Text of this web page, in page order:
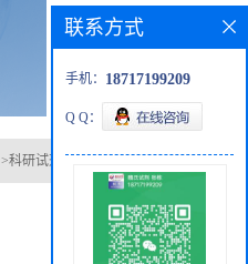
>科研试剂
联系方式
手机： 18717199209
Q Q：